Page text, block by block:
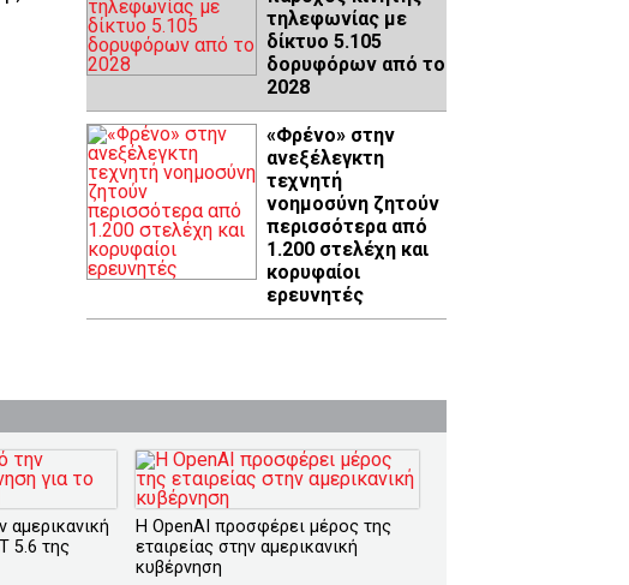
τηλεφωνίας με
δίκτυο 5.105
δορυφόρων από το
2028
«Φρένο» στην
ανεξέλεγκτη
τεχνητή
νοημοσύνη ζητούν
περισσότερα από
1.200 στελέχη και
κορυφαίοι
ερευνητές
5.6 της
Η OpenAI προσφέρει μέρος της
εταιρείας στην αμερικανική
κυβέρνηση